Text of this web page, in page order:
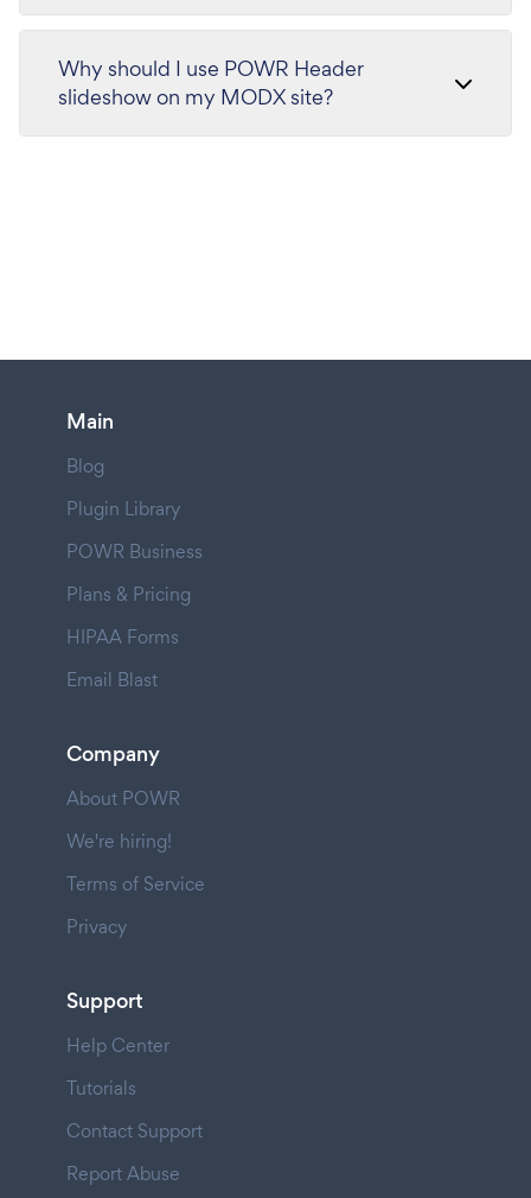
Why should I use POWR Header
slideshow on my MODX site?
Main
Blog
Plugin Library
POWR Business
Plans & Pricing
HIPAA Forms
Email Blast
Company
About POWR
We're hiring!
Terms of Service
Privacy
Support
Help Center
Tutorials
Contact Support
Report Abuse